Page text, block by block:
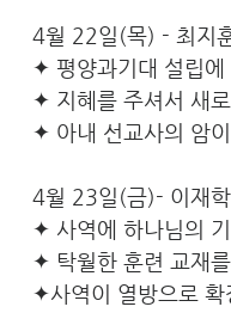
4월 22일(목) - 최지
✦ 평양과기대 설립에
✦ 지혜를 주셔서 새
✦ 아내 선교사의 암
4월 23일(금)- 이재
✦ 사역에 하나님의
✦ 탁월한 훈련 교재
✦사역이 열방으로 확